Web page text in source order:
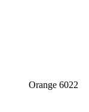
Orange 6022